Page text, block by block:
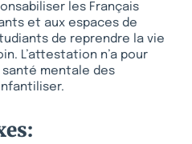
les Français
et aux espaces de
de reprendre la vie
L’attestation n’a pour
mentale des